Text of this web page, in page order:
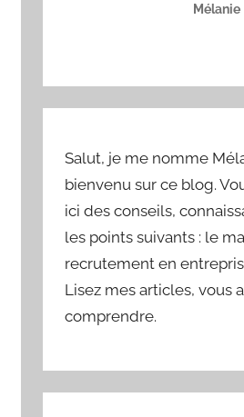
Mélanie
Salut, je me nomme
bienvenu sur ce blog.
ici des conseils,
les points suivants : le
recrutement en
Lisez mes articles, vous
comprendre.